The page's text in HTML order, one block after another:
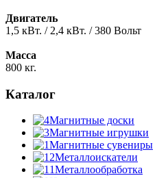
Двигатель
1,5 кВт. / 2,4 кВт. / 380 Вольт
Масса
800 кг.
Каталог
Магнитные доски
Магнитные игрушки
Магнитные сувениры
Металлоискатели
Металлообработка